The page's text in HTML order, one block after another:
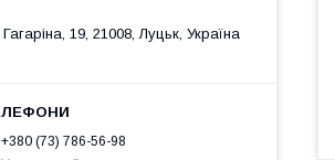
Гагаріна, 19, 21008, Луцьк, Україна
+380 (73) 786-56-98